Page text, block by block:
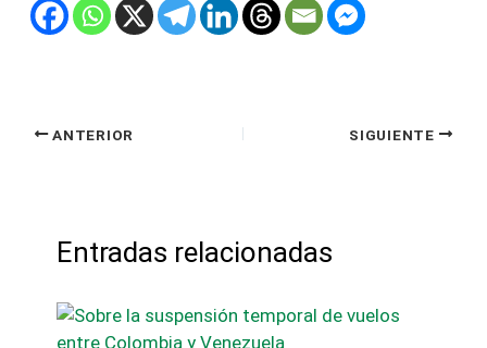
ANTERIOR SIGUIENTE
Entradas relacionadas